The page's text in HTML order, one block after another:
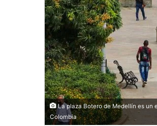
La plaza Botero de Medellín es un
Colombia